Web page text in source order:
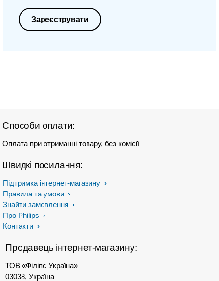
Зареєструвати
Способи оплати:
Оплата при отриманні товару, без комісії
Швидкі посилання:
Підтримка інтернет-магазину
Правила та умови
Знайти замовлення
Про Philips
Контакти
Продавець інтернет-магазину:
ТОВ «Філіпс Україна»
03038, Україна